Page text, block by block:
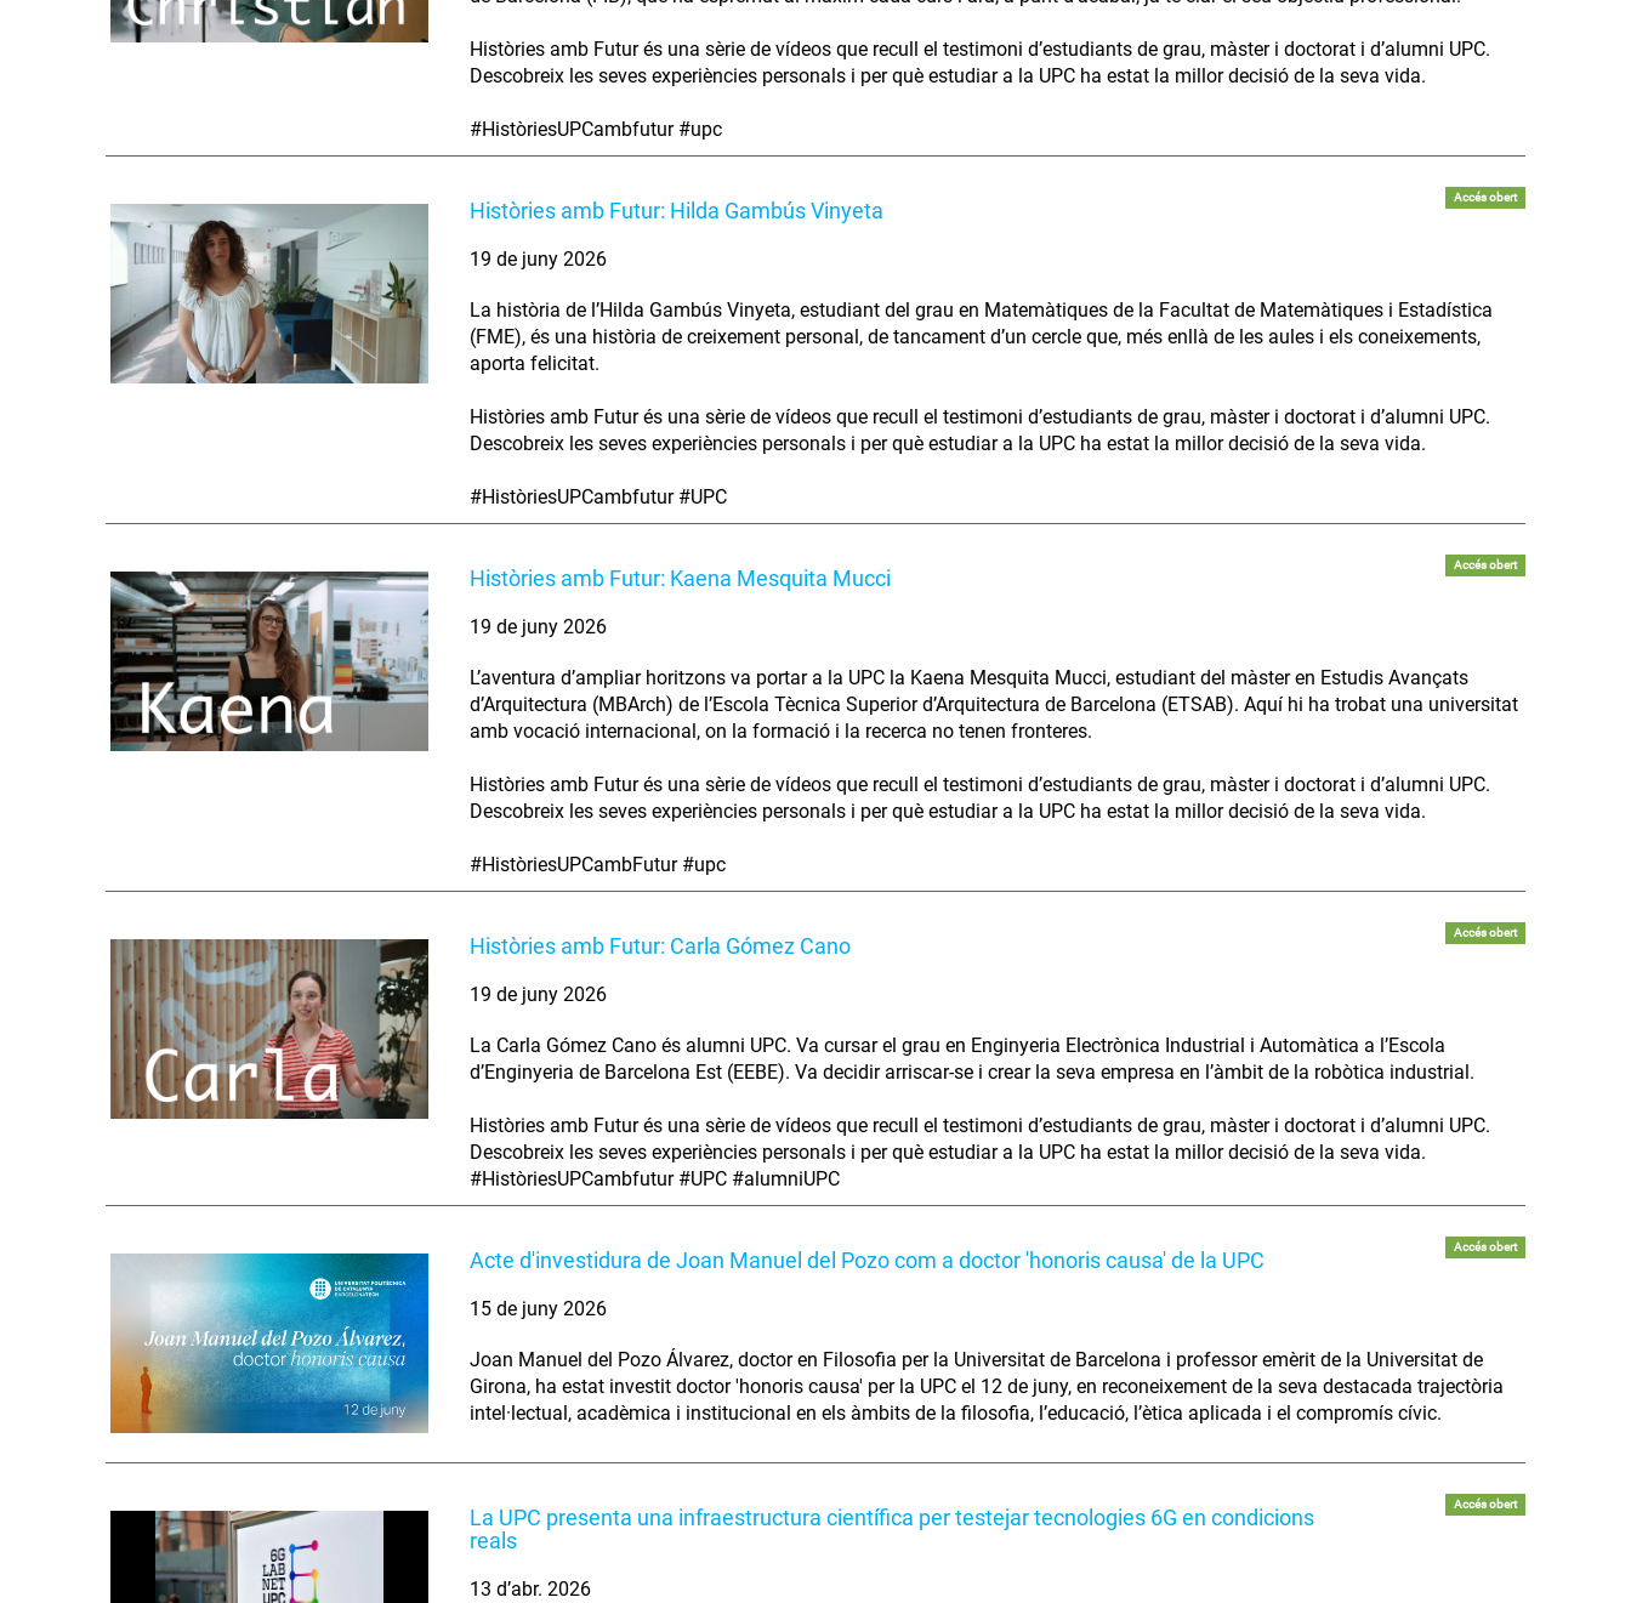
Històries amb Futur és una sèrie de vídeos que recull el testimoni d’estudiants de grau, màster i doctorat i d’alumni UPC.
Descobreix les seves experiències personals i per què estudiar a la UPC ha estat la millor decisió de la seva vida.
#HistòriesUPCambfutur #upc
Històries amb Futur: Hilda Gambús Vinyeta
Accés obert
19 de juny 2026
La història de l’Hilda Gambús Vinyeta, estudiant del grau en Matemàtiques de la Facultat de Matemàtiques i Estadística
(FME), és una història de creixement personal, de tancament d’un cercle que, més enllà de les aules i els coneixements,
aporta felicitat.
Històries amb Futur és una sèrie de vídeos que recull el testimoni d’estudiants de grau, màster i doctorat i d’alumni UPC.
Descobreix les seves experiències personals i per què estudiar a la UPC ha estat la millor decisió de la seva vida.
#HistòriesUPCambfutur #UPC
Històries amb Futur: Kaena Mesquita Mucci
Accés obert
19 de juny 2026
L’aventura d’ampliar horitzons va portar a la UPC la Kaena Mesquita Mucci, estudiant del màster en Estudis Avançats
d’Arquitectura (MBArch) de l’Escola Tècnica Superior d’Arquitectura de Barcelona (ETSAB). Aquí hi ha trobat una universitat
amb vocació internacional, on la formació i la recerca no tenen fronteres.
Històries amb Futur és una sèrie de vídeos que recull el testimoni d’estudiants de grau, màster i doctorat i d’alumni UPC.
Descobreix les seves experiències personals i per què estudiar a la UPC ha estat la millor decisió de la seva vida.
#HistòriesUPCambFutur #upc
Històries amb Futur: Carla Gómez Cano
Accés obert
19 de juny 2026
La Carla Gómez Cano és alumni UPC. Va cursar el grau en Enginyeria Electrònica Industrial i Automàtica a l’Escola
d’Enginyeria de Barcelona Est (EEBE). Va decidir arriscar-se i crear la seva empresa en l’àmbit de la robòtica industrial.
Històries amb Futur és una sèrie de vídeos que recull el testimoni d’estudiants de grau, màster i doctorat i d’alumni UPC.
Descobreix les seves experiències personals i per què estudiar a la UPC ha estat la millor decisió de la seva vida.
#HistòriesUPCambfutur #UPC #alumniUPC
Acte d'investidura de Joan Manuel del Pozo com a doctor 'honoris causa' de la UPC
Accés obert
15 de juny 2026
Joan Manuel del Pozo Álvarez, doctor en Filosofia per la Universitat de Barcelona i professor emèrit de la Universitat de
Girona, ha estat investit doctor 'honoris causa' per la UPC el 12 de juny, en reconeixement de la seva destacada trajectòria
intel·lectual, acadèmica i institucional en els àmbits de la filosofia, l’educació, l’ètica aplicada i el compromís cívic.
La UPC presenta una infraestructura científica per testejar tecnologies 6G en condicions
reals
Accés obert
13 d’abr. 2026